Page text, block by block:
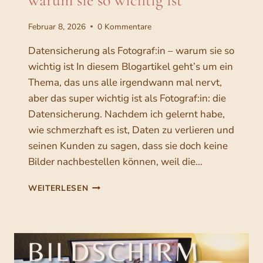
,
0
0
€
0
€
.
Februar 8, 2026 0 Kommentare
Datensicherung als Fotograf:in – warum sie so
wichtig ist In diesem Blogartikel geht’s um ein
Thema, das uns alle irgendwann mal nervt,
aber das super wichtig ist als Fotograf:in: die
Datensicherung. Nachdem ich gelernt habe,
wie schmerzhaft es ist, Daten zu verlieren und
seinen Kunden zu sagen, dass sie doch keine
Bilder nachbestellen können, weil die…
WEITERLESEND
N
S
I